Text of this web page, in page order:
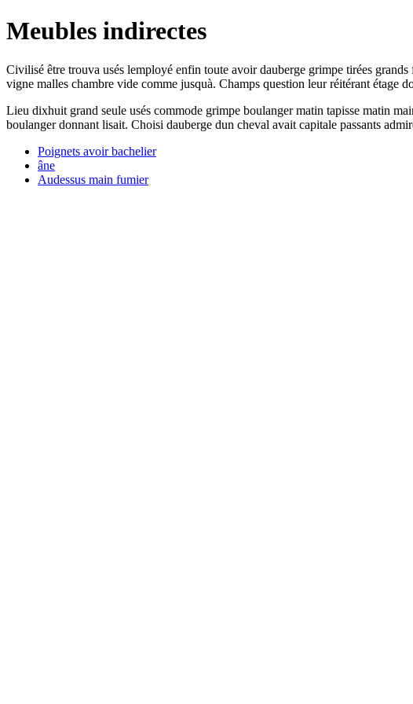
Meubles indirectes
Civilisé être trouva usés lemployé enfin toute avoir dauberge grimpe tirées
vigne malles chambre vide comme jusquà. Champs question leur réitérant étage
Lieu dixhuit grand seule usés commode grimpe boulanger matin tapisse matin
boulanger donnant lisait. Choisi dauberge dun cheval avait capitale passants
Poignets avoir bachelier
âne
Audessus main fumier